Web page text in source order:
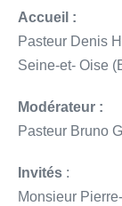
Accueil :
Pasteur Denis
Seine-et- Oise
Modérateur :
Pasteur Bruno
Invités :
Monsieur